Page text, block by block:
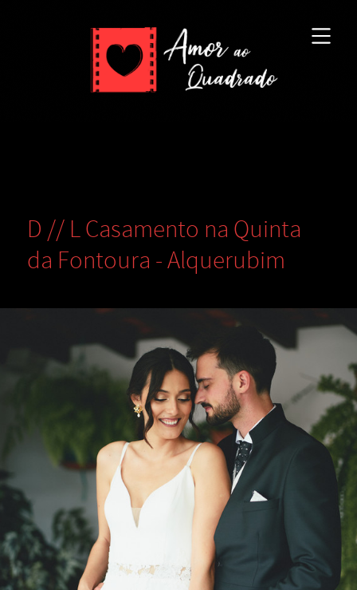
D // L Casamento na Quinta
da Fontoura - Alquerubim